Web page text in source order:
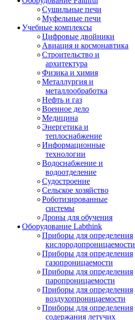
Сушильные печи
Муфельные печи
Учебные комплексы
Цифровые двойники
Авиация и космонавтика
Строительство и
архитектура
Физика и химия
Металлургия и
металлообработка
Нефть и газ
Военное дело
Медицина
Энергетика и
теплоснабжение
Информационные
технологии
Водоснабжение и
водоотделение
Судостроение
Сельское хозяйство
Роботизированные
системы
Дроны для обучения
Оборудование Labthink
Приборы для определения
кислородопроницаемости
Приборы для определения
газопроницаемости
Приборы для определения
паропроницаемости
Приборы для определения
воздухопроницаемости
Приборы для определения
содержания летучих